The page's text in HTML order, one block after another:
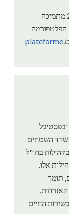
עמותת "סרטים לילדים" נהנתה בשנת 2019 מתמיכה
הפלטפורמה
plateforme
משרד השטחים
בחו"ל
אלו.
תומך
האזרחית,
החיים